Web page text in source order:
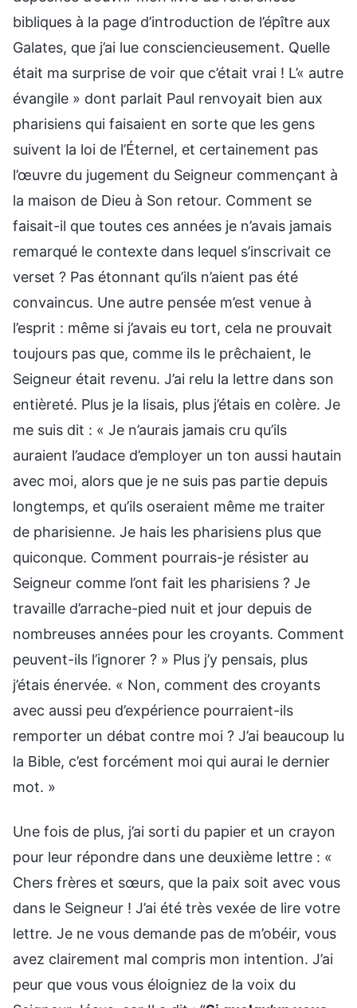
bibliques à la page d’introduction de l’épître aux
Galates, que j’ai lue consciencieusement. Quelle
était ma surprise de voir que c’était vrai ! L’« autre
évangile » dont parlait Paul renvoyait bien aux
pharisiens qui faisaient en sorte que les gens
suivent la loi de l’Éternel, et certainement pas
l’œuvre du jugement du Seigneur commençant à
la maison de Dieu à Son retour. Comment se
faisait-il que toutes ces années je n’avais jamais
remarqué le contexte dans lequel s’inscrivait ce
verset ? Pas étonnant qu’ils n’aient pas été
convaincus. Une autre pensée m’est venue à
l’esprit : même si j’avais eu tort, cela ne prouvait
toujours pas que, comme ils le prêchaient, le
Seigneur était revenu. J’ai relu la lettre dans son
entièreté. Plus je la lisais, plus j’étais en colère. Je
me suis dit : « Je n’aurais jamais cru qu’ils
auraient l’audace d’employer un ton aussi hautain
avec moi, alors que je ne suis pas partie depuis
longtemps, et qu’ils oseraient même me traiter
de pharisienne. Je hais les pharisiens plus que
quiconque. Comment pourrais-je résister au
Seigneur comme l’ont fait les pharisiens ? Je
travaille d’arrache-pied nuit et jour depuis de
nombreuses années pour les croyants. Comment
peuvent-ils l’ignorer ? » Plus j’y pensais, plus
j’étais énervée. « Non, comment des croyants
avec aussi peu d’expérience pourraient-ils
remporter un débat contre moi ? J’ai beaucoup lu
la Bible, c’est forcément moi qui aurai le dernier
mot. »
Une fois de plus, j’ai sorti du papier et un crayon
pour leur répondre dans une deuxième lettre : «
Chers frères et sœurs, que la paix soit avec vous
dans le Seigneur ! J’ai été très vexée de lire votre
lettre. Je ne vous demande pas de m’obéir, vous
avez clairement mal compris mon intention. J’ai
peur que vous vous éloigniez de la voix du